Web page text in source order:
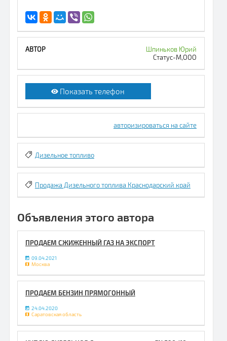
Шпиньков Юрий
Статус-М,ООО
Показать телефон
авторизироваться на сайте
Дизельное топливо
Продажа Дизельного топлива Краснодарский край
Объявления этого автора
ПРОДАЕМ СЖИЖЕННЫЙ ГАЗ НА ЭКСПОРТ
09.04.2021
Москва
ПРОДАЕМ БЕНЗИН ПРЯМОГОННЫЙ
24.04.2020
Саратовская область